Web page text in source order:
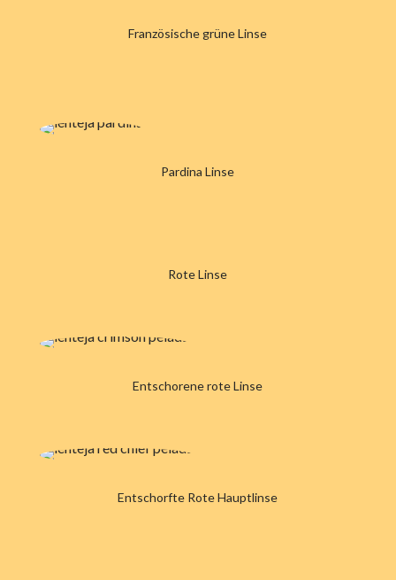
Französische grüne Linse
Pardina Linse
Rote Linse
Entschorene rote Linse
Entschorfte Rote Hauptlinse